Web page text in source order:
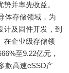
并率先收益。
存储领域，为
及固件开发，到
在企业级存储领
至9.22亿元，
款高速eSSD产